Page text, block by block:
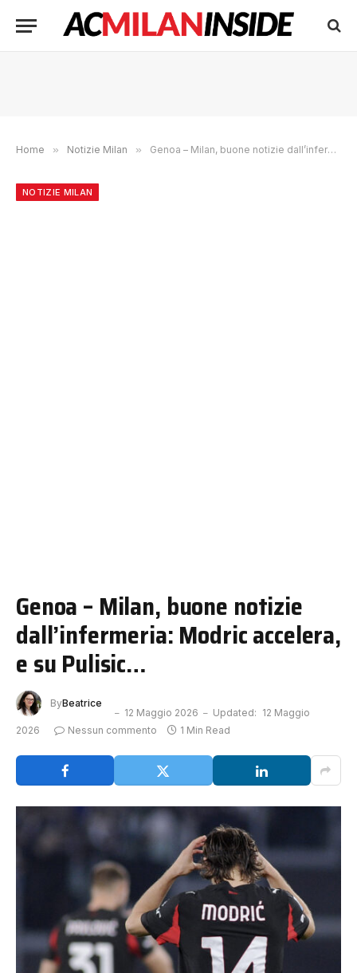
Home » Notizie Milan » Genoa – Milan, buone notizie dall’infermeria: Modric accelera, e su Pulisic…
NOTIZIE MILAN
Genoa – Milan, buone notizie
dall’infermeria: Modric accelera,
e su Pulisic…
ByBeatrice
12 Maggio 2026
Updated: 12 Maggio
2026
Nessun commento 1 Min Read